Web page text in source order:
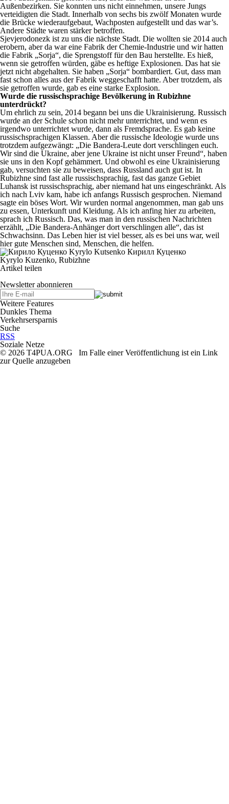
Außenbezirken. Sie konnten uns nicht einnehmen, unsere Jungs
verteidigten die Stadt. Innerhalb von sechs bis zwölf Monaten wurde
die Brücke wiederaufgebaut, Wachposten aufgestellt und das war’s.
Andere Städte waren stärker betroffen.
Sjevjerodonezk ist zu uns die nächste Stadt. Die wollten sie 2014 auch
erobern, aber da war eine Fabrik der Chemie-Industrie und wir hatten
die Fabrik „Sorja“, die Sprengstoff für den Bau herstellte. Es hieß,
wenn sie getroffen würden, gäbe es heftige Explosionen. Das hat sie
jetzt nicht abgehalten. Sie haben „Sorja“ bombardiert. Gut, dass man
fast schon alles aus der Fabrik weggeschafft hatte. Aber trotzdem, als
sie getroffen wurde, gab es eine starke Explosion.
Wurde die russischsprachige Bevölkerung in Rubizhne
unterdrückt?
Um ehrlich zu sein, 2014 begann bei uns die Ukrainisierung. Russisch
wurde an der Schule schon nicht mehr unterrichtet, und wenn es
irgendwo unterrichtet wurde, dann als Fremdsprache. Es gab keine
russischsprachigen Klassen. Aber die russische Ideologie wurde uns
trotzdem aufgezwängt: „Die Bandera-Leute dort verschlingen euch.
Wir sind die Ukraine, aber jene Ukraine ist nicht unser Freund“, haben
sie uns in den Kopf gehämmert. Und obwohl es eine Ukrainisierung
gab, versuchten sie zu beweisen, dass Russland auch gut ist. In
Rubizhne sind fast alle russischsprachig, fast das ganze Gebiet
Luhansk ist russischsprachig, aber niemand hat uns eingeschränkt. Als
ich nach Lviv kam, habe ich anfangs Russisch gesprochen. Niemand
sagte ein böses Wort. Wir wurden normal angenommen, man gab uns
zu essen, Unterkunft und Kleidung. Als ich anfing hier zu arbeiten,
sprach ich Russisch. Das, was man in den russischen Nachrichten
erzählt, „Die Bandera-Anhänger dort verschlingen alle“, das ist
Schwachsinn. Das Leben hier ist viel besser, als es bei uns war, weil
hier gute Menschen sind, Menschen, die helfen.
Kyrylo Kuzenko, Rubizhne
Artikel teilen
Newsletter abonnieren
Weitere Features
Dunkles Thema
Verkehrsersparnis
Suche
RSS
Soziale Netze
© 2026 T4PUA.ORG Im Falle einer Veröffentlichung ist ein Link
zur Quelle anzugeben